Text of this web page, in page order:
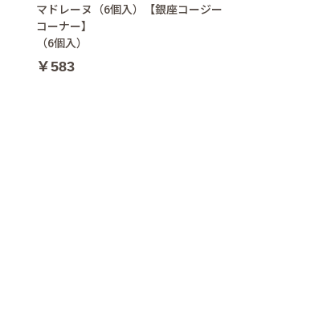
マドレーヌ（6個入）【銀座コージー
コーナー】
（6個入）
￥583